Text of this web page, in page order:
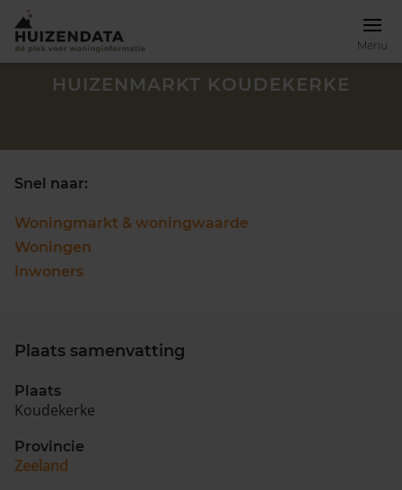
Menu
Zoek een woning
088 220 4200
HUIZENMARKT KOUDEKERKE
Snel naar:
Woningmarkt & woningwaarde
Woningen
Inwoners
Plaats samenvatting
Plaats
Koudekerke
Provincie
Zeeland